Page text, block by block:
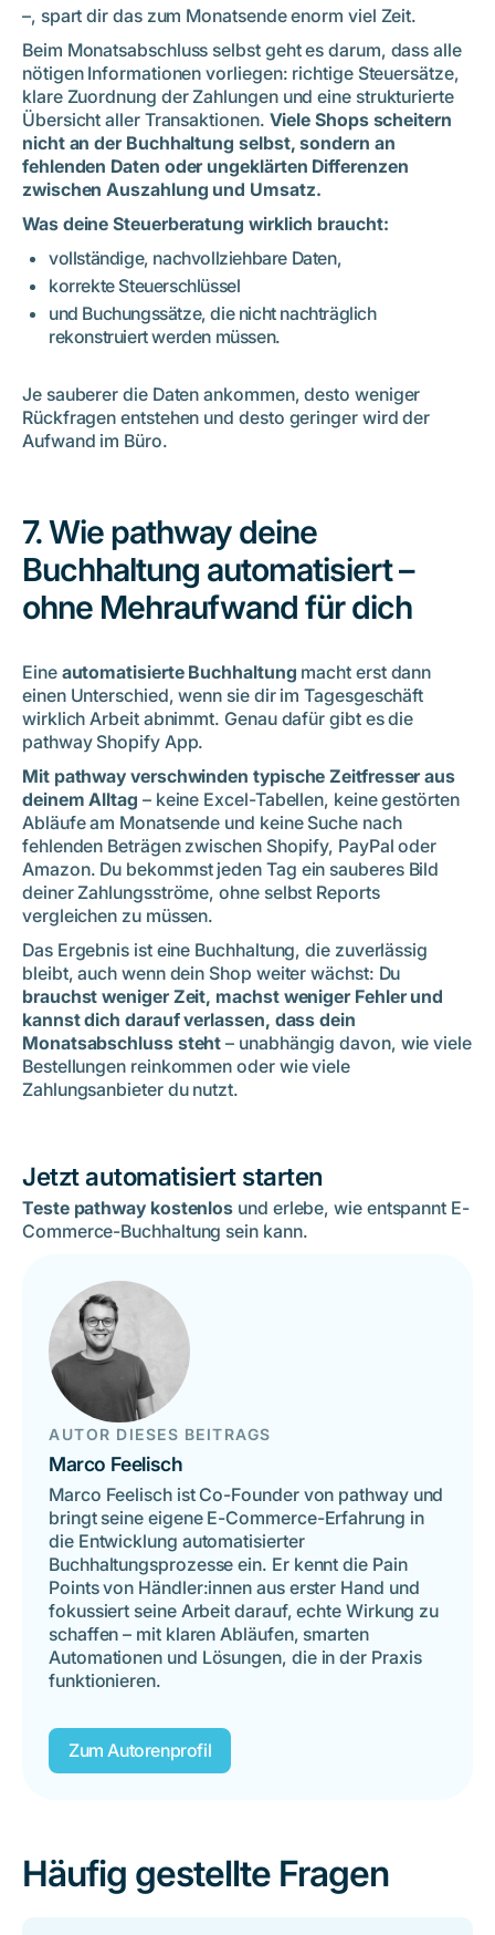
–, spart dir das zum Monatsende enorm viel Zeit.
Beim Monatsabschluss selbst geht es darum, dass alle
nötigen Informationen vorliegen: richtige Steuersätze,
klare Zuordnung der Zahlungen und eine strukturierte
Übersicht aller Transaktionen. Viele Shops scheitern
nicht an der Buchhaltung selbst, sondern an
fehlenden Daten oder ungeklärten Differenzen
zwischen Auszahlung und Umsatz.
Was deine Steuerberatung wirklich braucht:
vollständige, nachvollziehbare Daten,
korrekte Steuerschlüssel
und Buchungssätze, die nicht nachträglich
rekonstruiert werden müssen.
Je sauberer die Daten ankommen, desto weniger
Rückfragen entstehen und desto geringer wird der
Aufwand im Büro.
7. Wie pathway deine
Buchhaltung automatisiert –
ohne Mehraufwand für dich
Eine automatisierte Buchhaltung macht erst dann
einen Unterschied, wenn sie dir im Tagesgeschäft
wirklich Arbeit abnimmt. Genau dafür gibt es die
pathway Shopify App.
Mit pathway verschwinden typische Zeitfresser aus
deinem Alltag – keine Excel-Tabellen, keine gestörten
Abläufe am Monatsende und keine Suche nach
fehlenden Beträgen zwischen Shopify, PayPal oder
Amazon. Du bekommst jeden Tag ein sauberes Bild
deiner Zahlungsströme, ohne selbst Reports
vergleichen zu müssen.
Das Ergebnis ist eine Buchhaltung, die zuverlässig
bleibt, auch wenn dein Shop weiter wächst: Du
brauchst weniger Zeit, machst weniger Fehler und
kannst dich darauf verlassen, dass dein
Monatsabschluss steht – unabhängig davon, wie viele
Bestellungen reinkommen oder wie viele
Zahlungsanbieter du nutzt.
Jetzt automatisiert starten
Teste pathway kostenlos und erlebe, wie entspannt E-
Commerce-Buchhaltung sein kann.
AUTOR DIESES BEITRAGS
Marco Feelisch
Marco Feelisch ist Co-Founder von pathway und
bringt seine eigene E-Commerce-Erfahrung in
die Entwicklung automatisierter
Buchhaltungsprozesse ein. Er kennt die Pain
Points von Händler:innen aus erster Hand und
fokussiert seine Arbeit darauf, echte Wirkung zu
schaffen – mit klaren Abläufen, smarten
Automationen und Lösungen, die in der Praxis
funktionieren.
Zum Autorenprofil
Häufig gestellte Fragen